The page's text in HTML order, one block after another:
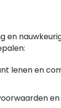
en
lenen en